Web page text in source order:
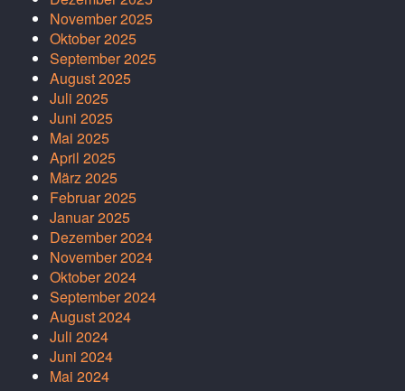
November 2025
Oktober 2025
September 2025
August 2025
Juli 2025
Juni 2025
Mai 2025
April 2025
März 2025
Februar 2025
Januar 2025
Dezember 2024
November 2024
Oktober 2024
September 2024
August 2024
Juli 2024
Juni 2024
Mai 2024